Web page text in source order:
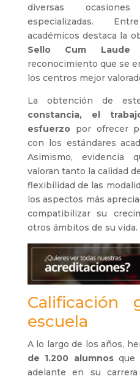
diversas
especializadas.
académicos destaca la
Sello Cum Laude
reconocimiento que se
los centros mejor
La obtención de
constancia, el
esfuerzopor ofrecer
con los estándares
Asimismo, evidencia
valoran tanto la calidad
flexibilidad de las
los aspectos más
compatibilizar su
otros ámbitos de su vida.
Calificación
escuela
A lo largo de los años,
de 1.200 alumnosque
adelante en su